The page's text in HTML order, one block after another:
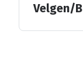
Velgen/